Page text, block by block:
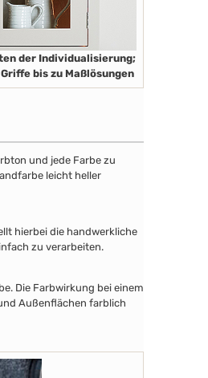
der Individualisierung;
bis zu Maßlösungen
und jede Farbe zu
leicht heller
hierbei die handwerkliche
zu verarbeiten.
Die Farbwirkung bei einem
Außenflächen farblich